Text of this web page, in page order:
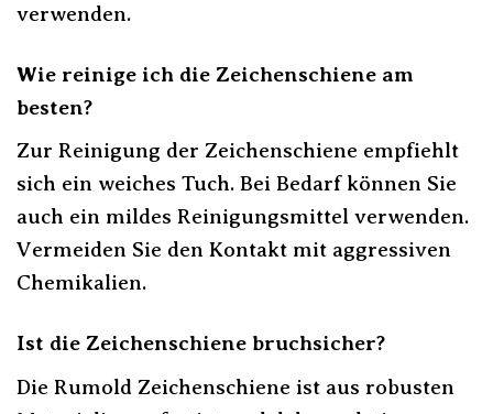
verwenden.
Wie reinige ich die Zeichenschiene am
besten?
Zur Reinigung der Zeichenschiene empfiehlt
sich ein weiches Tuch. Bei Bedarf können Sie
auch ein mildes Reinigungsmittel verwenden.
Vermeiden Sie den Kontakt mit aggressiven
Chemikalien.
Ist die Zeichenschiene bruchsicher?
Die Rumold Zeichenschiene ist aus robusten